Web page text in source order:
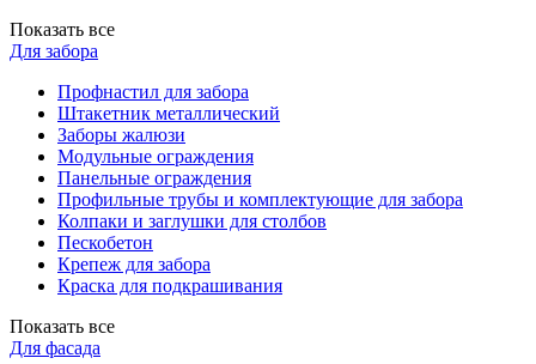
Показать все
Для забора
Профнастил для забора
Штакетник металлический
Заборы жалюзи
Модульные ограждения
Панельные ограждения
Профильные трубы и комплектующие для забора
Колпаки и заглушки для столбов
Пескобетон
Крепеж для забора
Краска для подкрашивания
Показать все
Для фасада